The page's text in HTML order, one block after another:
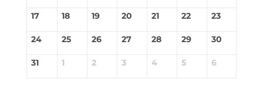
17 18 19 20 21 22 23
24 25 26 27 28 29 30
31 1 2 3 4 5 6